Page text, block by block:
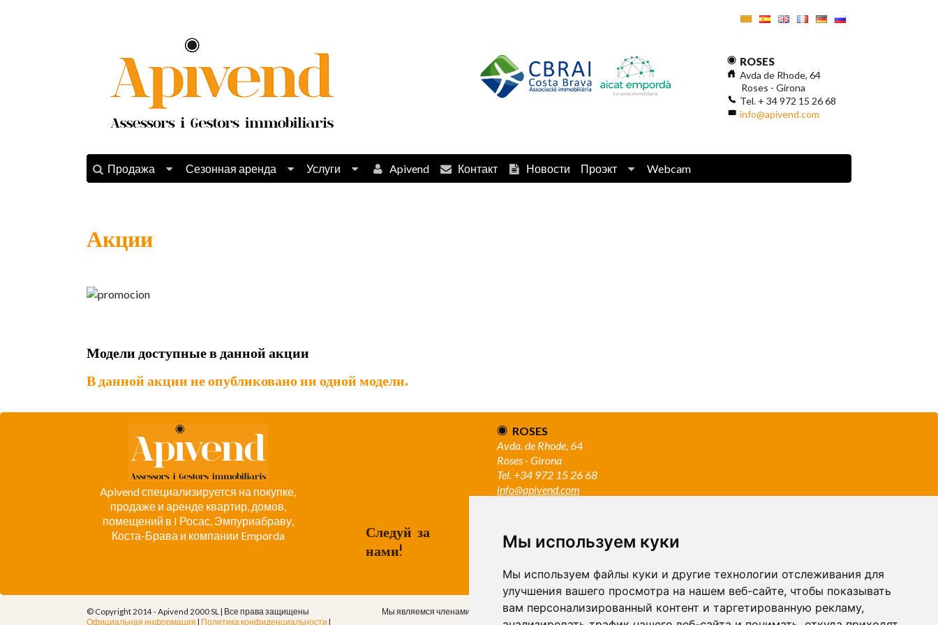
Мы используем куки
Мы используем файлы куки и другие технологии отслеживания для
улучшения вашего просмотра на нашем веб-сайте, чтобы показывать
вам персонализированный контент и таргетированную рекламу,
ROSES
Avda de Rhode, 64
Roses - Girona
Tel. + 34 972 15 26 68
info@apivend.com
Продажа Сезонная аренда Услуги Apivend Контакт Новости Проэкт Webcam
Акции
Модели доступные в данной акции
В данной акции не опубликовано ни одной модели.
Apivend специализируется на покупке,
продаже и аренде квартир, домов,
помещений в I Росас, Эмпуриабраву,
Коста-Брава и компании Emporda
ROSES
Avda. de Rhode, 64
Roses - Girona
Tel. +34 972 15 26 68
info@apivend.com
Следуй за
нами!
© Copyright 2014 - Apivend 2000 SL | Все права защищены
Официальная информация | Политика конфиденциальности |
Мы являемся членами